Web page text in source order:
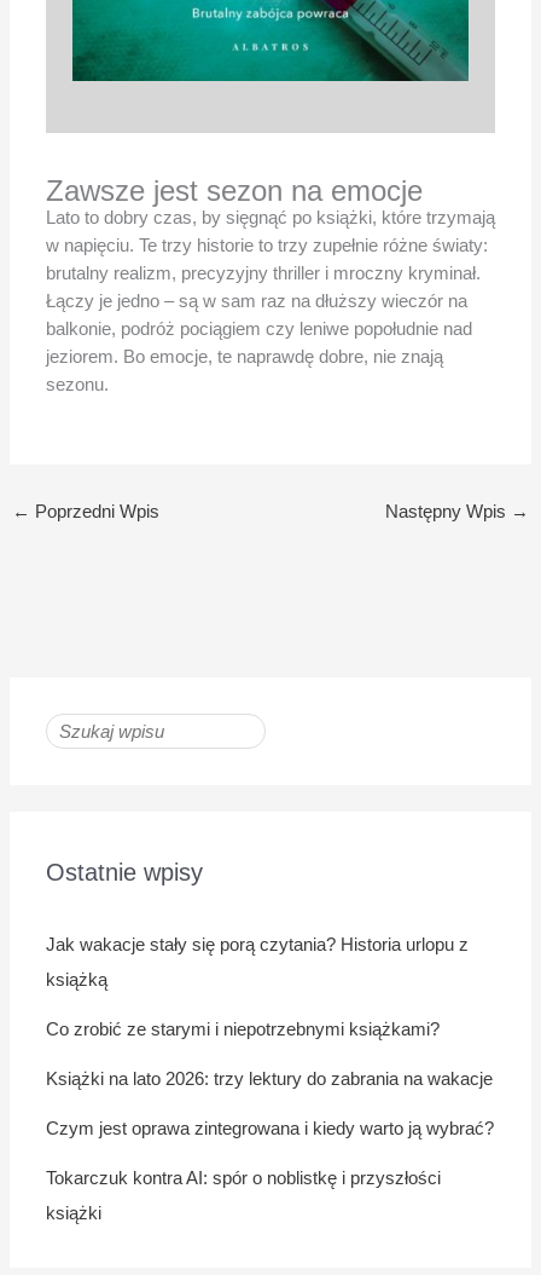
Zawsze jest sezon na emocje
Lato to dobry czas, by sięgnąć po książki, które trzymają
w napięciu. Te trzy historie to trzy zupełnie różne światy:
brutalny realizm, precyzyjny thriller i mroczny kryminał.
Łączy je jedno – są w sam raz na dłuższy wieczór na
balkonie, podróż pociągiem czy leniwe popołudnie nad
jeziorem. Bo emocje, te naprawdę dobre, nie znają
sezonu.
← Poprzedni Wpis Następny Wpis →
Ostatnie wpisy
Jak wakacje stały się porą czytania? Historia urlopu z
książką
Co zrobić ze starymi i niepotrzebnymi książkami?
Książki na lato 2026: trzy lektury do zabrania na wakacje
Czym jest oprawa zintegrowana i kiedy warto ją wybrać?
Tokarczuk kontra AI: spór o noblistkę i przyszłości
książki